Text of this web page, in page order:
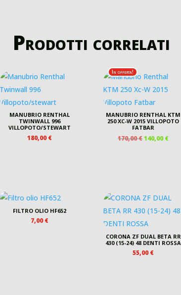
Prodotti correlati
MANUBRIO RENTHAL
TWINWALL 996
VILLOPOTO/STEWART
180,00€
In offerta!
MANUBRIO RENTHAL KTM
250 XC-W 2015 VILLOPOTO
FATBAR
170,00€IL
140,00€IL
FILTRO OLIO HF652
7,00€
CORONA ZF DUAL BETA RR
430 (15-24) 48 DENTI ROSSA
55,00€